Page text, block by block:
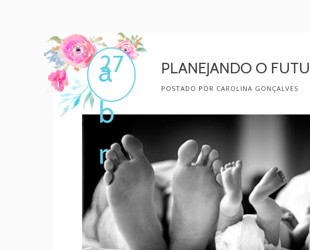
27
a
b
r
PLANEJANDO O
POSTADO POR CAROLINA GONÇALVES